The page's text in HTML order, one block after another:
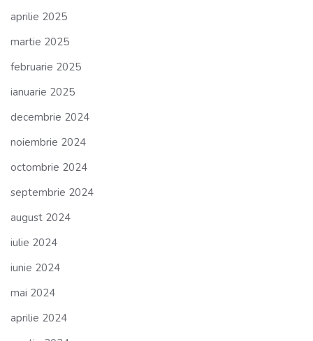
aprilie 2025
martie 2025
februarie 2025
ianuarie 2025
decembrie 2024
noiembrie 2024
octombrie 2024
septembrie 2024
august 2024
iulie 2024
iunie 2024
mai 2024
aprilie 2024